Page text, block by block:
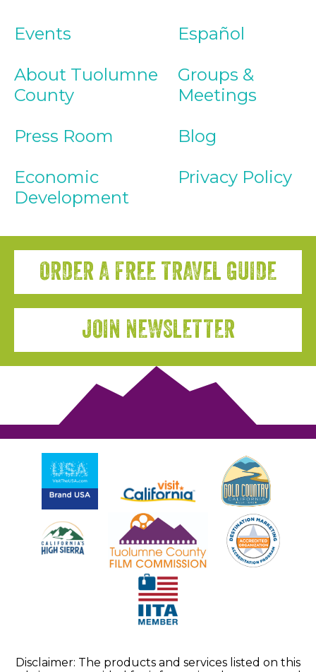
Events
About Tuolumne
County
Press Room
Economic
Development
Español
Groups &
Meetings
Blog
Privacy Policy
ORDER A FREE TRAVEL GUIDE
JOIN NEWSLETTER
Disclaimer: The products and services listed on this